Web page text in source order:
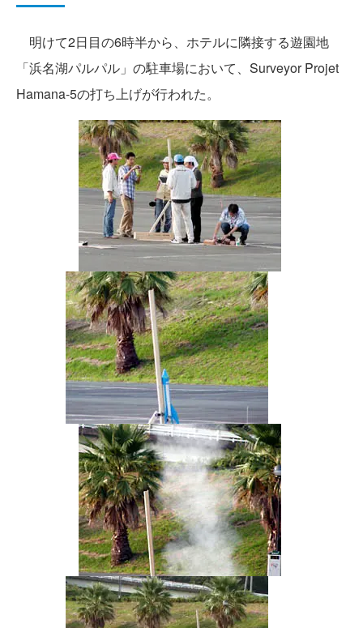
明けて2日目の6時半から、ホテルに隣接する遊園地
「浜名湖パルパル」の駐車場において、Surveyor Projet
Hamana-5の打ち上げが行われた。